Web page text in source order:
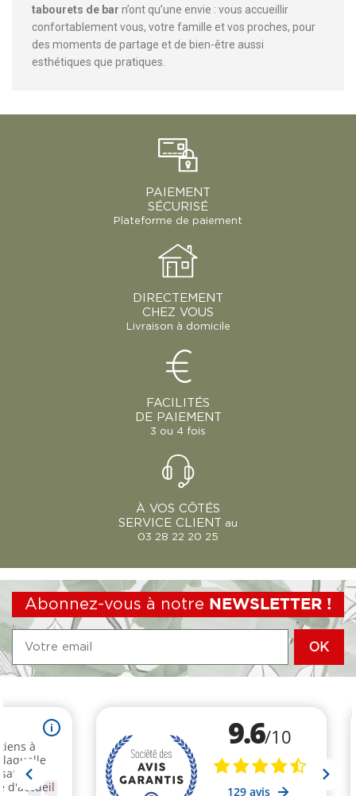
tabourets de bar n’ont qu’une envie : vous accueillir
confortablement vous, votre famille et vos proches, pour
des moments de partage et de bien-être aussi
esthétiques que pratiques.
PAIEMENT
SÉCURISÉ
Plateforme de paiement
DIRECTEMENT
CHEZ VOUS
Livraison à domicile
FACILITÉS
DE PAIEMENT
3 ou 4 fois
À VOS CÔTÉS
SERVICE CLIENT
au
03 28 22 20 25
Abonnez-vous à notre NEWSLETTER !